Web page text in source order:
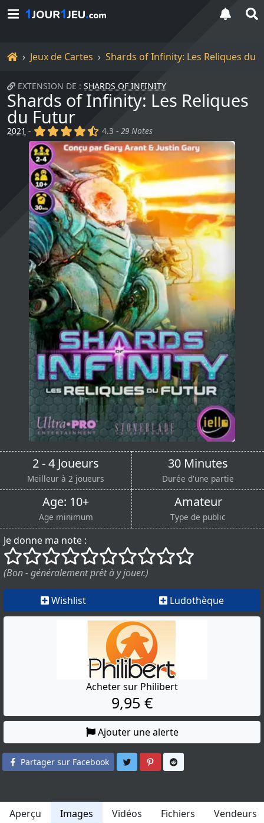
Accueil
Jeux de Cartes Shards of Infinity: Les Reliques du
EXTENSION DE : SHARDS OF INFINITY
Shards of Infinity: Les Reliques
du Futur
2021 - (x) (x) (x) (x) (,)
4.3 -29 Notes
2 - 4 Joueurs
Meilleur à 2 joueurs
30 Minutes
Durée d'une partie
Age: 10+
Age minimum
Amateur
Type de public
Je donne ma note :
()
() () () () () () () ()
()
(Bon - généralement prêt à y jouer.)
Wishlist Ludothèque
Acheter sur Philibert
9,95 €
Ajouter une alerte
Partager sur Facebook Partager sur Twitter
Partager sur Pinterest
Aperçu Images Vidéos Fichiers Vendeurs